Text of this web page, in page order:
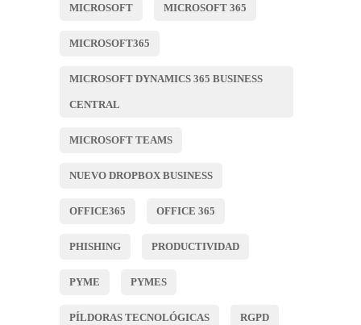
MICROSOFT MICROSOFT 365
MICROSOFT365
MICROSOFT DYNAMICS 365 BUSINESS
CENTRAL
MICROSOFT TEAMS
NUEVO DROPBOX BUSINESS
OFFICE365 OFFICE 365
PHISHING PRODUCTIVIDAD
PYME PYMES
PÍLDORAS TECNOLÓGICAS RGPD